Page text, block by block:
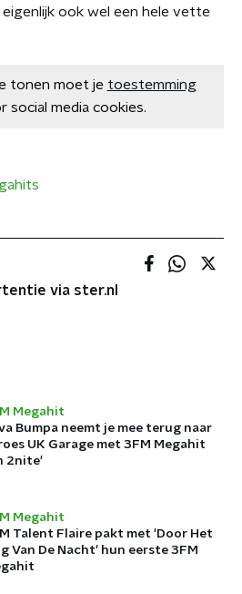
ook wel een hele vette
tonen moet je toestemming
social media cookies.
via ster.nl
Megahit
Bumpa neemt je mee terug naar
UK Garage met 3FM Megahit
2nite'
Megahit
Talent Flaire pakt met 'Door Het
Van De Nacht' hun eerste 3FM